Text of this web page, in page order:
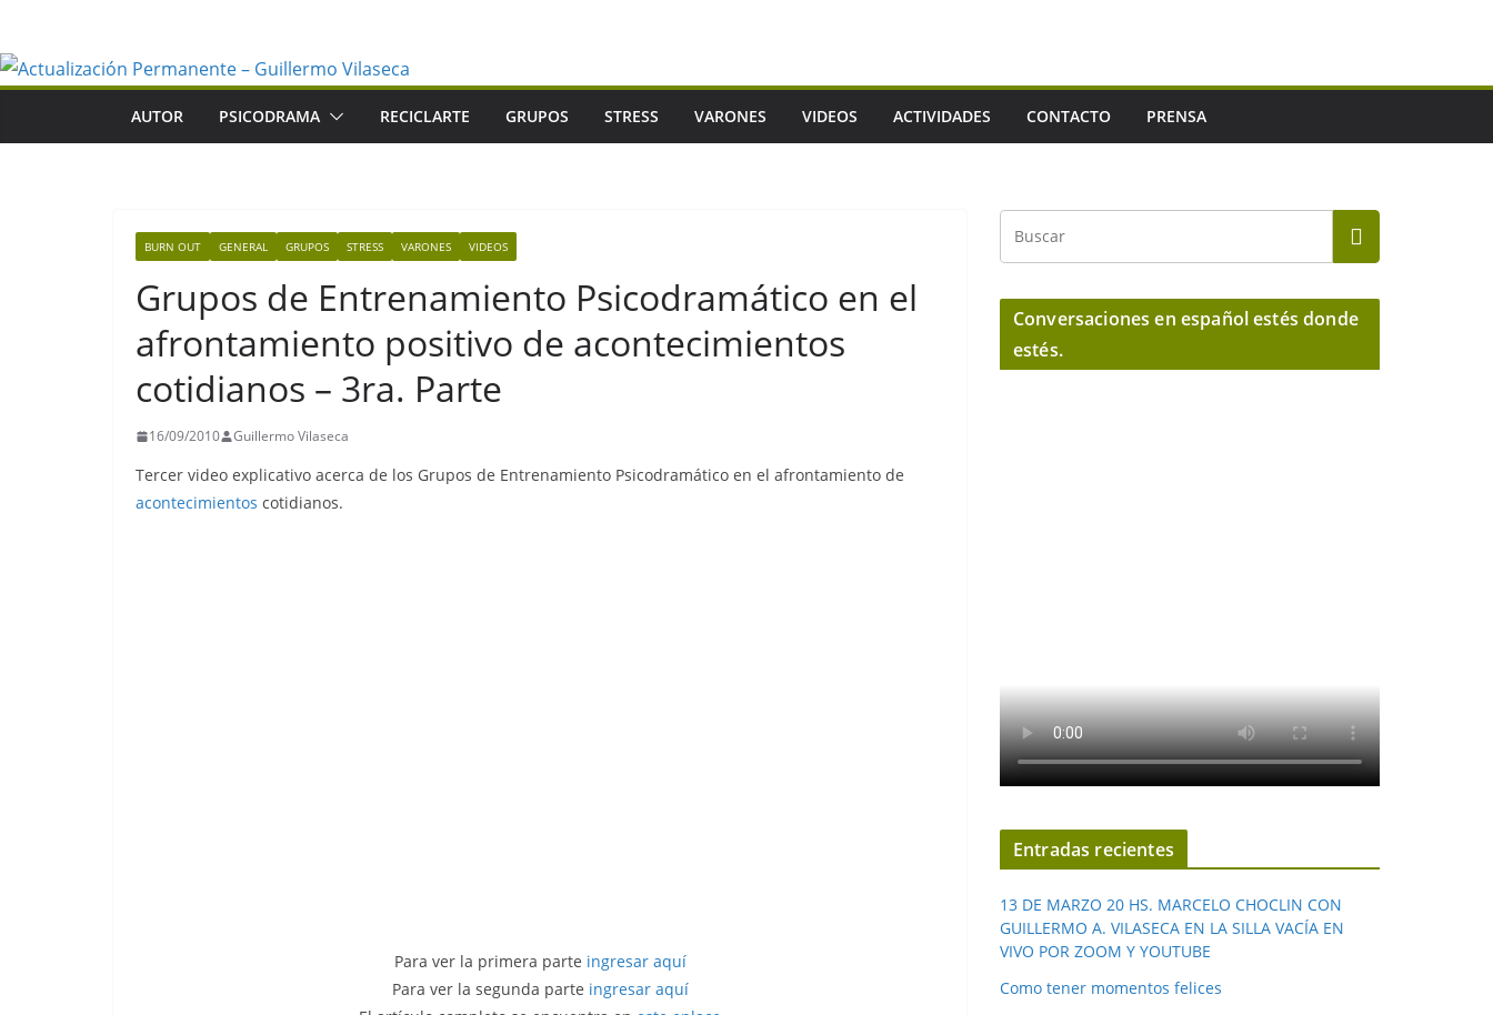
contenido
AUTOR PSICODRAMA RECICLARTE GRUPOS STRESS VARONES VIDEOS ACTIVIDADES CONTACTO PRENSA
BURN OUT GENERAL GRUPOS STRESS VARONES VIDEOS
Grupos de Entrenamiento Psicodramático en el
afrontamiento positivo de acontecimientos
cotidianos – 3ra. Parte
16/09/2010 Guillermo Vilaseca
Tercer video explicativo acerca de los Grupos de Entrenamiento Psicodramático en el afrontamiento de
acontecimientos cotidianos.
Para ver la primera parte ingresar aquí
Para ver la segunda parte ingresar aquí
Conversaciones en español estés donde
estés.
Entradas recientes
13 DE MARZO 20 HS. MARCELO CHOCLIN CON
GUILLERMO A. VILASECA EN LA SILLA VACÍA EN
VIVO POR ZOOM Y YOUTUBE
Como tener momentos felices